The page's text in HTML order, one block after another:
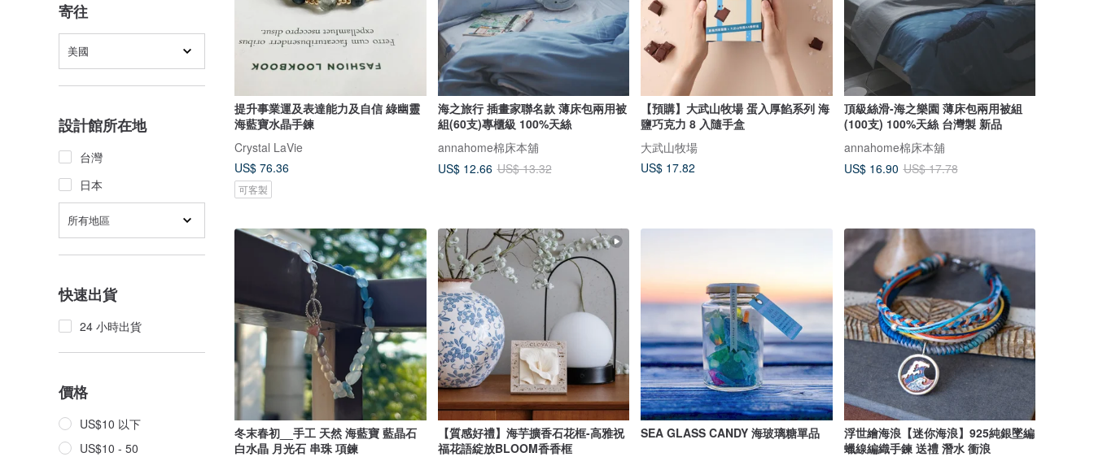
寄往
美國
設計館所在地
台灣
日本
所有地區
快速出貨
24 小時出貨
價格
US$10 以下
US$10 - 50
提升事業運及表達能力及自信 綠幽靈
海藍寶水晶手鍊
Crystal LaVie
US$ 76.36
可客製
海之旅行 插畫家聯名款 薄床包兩用被
組(60支)專櫃級 100%天絲
annahome棉床本舖
US$ 12.66 US$ 13.32
【預購】大武山牧場 蛋入厚餡系列 海
鹽巧克力 8 入隨手盒
大武山牧場
US$ 17.82
頂級絲滑-海之樂園 薄床包兩用被組
(100支) 100%天絲 台灣製 新品
annahome棉床本舖
US$ 16.90 US$ 17.78
冬末春初__手工 天然 海藍寶 藍晶石
白水晶 月光石 串珠 項鍊
【質感好禮】海芋擴香石花框-高雅祝
福花語綻放BLOOM香香框
SEA GLASS CANDY 海玻璃糖單品
浮世繪海浪【迷你海浪】925純銀墜編
蠟線編織手鍊 送禮 潛水 衝浪